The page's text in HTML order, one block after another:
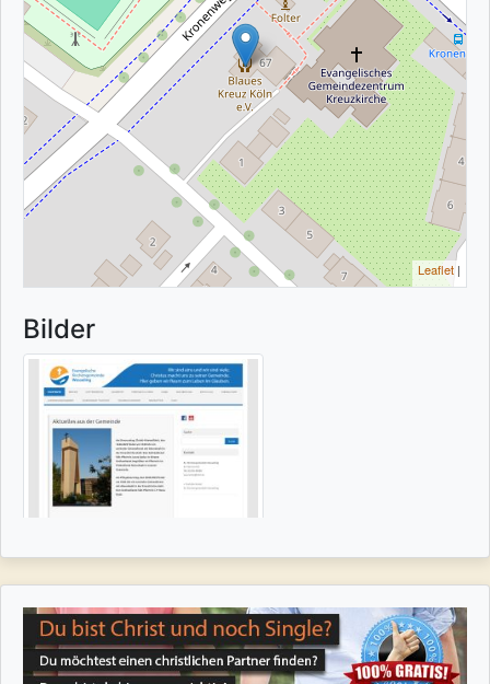
Leaflet |
Bilder